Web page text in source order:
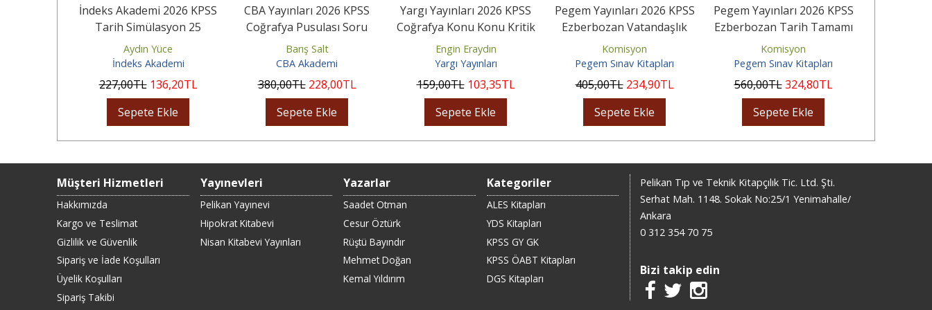
İndeks Akademi 2026 KPSS
Tarih Simülasyon 25
Deneme Çözümlü
Aydın Yüce
İndeks Akademi
227,00TL 136,20TL
Sepete Ekle
CBA Yayınları 2026 KPSS
Coğrafya Pusulası Soru
Bankası Çözümlü
Barış Salt
CBA Akademi
380,00TL 228,00TL
Sepete Ekle
Yargı Yayınları 2026 KPSS
Coğrafya Konu Konu Kritik
10ar Soru +5 Kritik...
Engin Eraydın
Yargı Yayınları
159,00TL 103,35TL
Sepete Ekle
Pegem Yayınları 2026 KPSS
Ezberbozan Vatandaşlık
Tamamı Video Çözümlü...
Komisyon
Pegem Sınav Kitapları
405,00TL 234,90TL
Sepete Ekle
Pegem Yayınları 2026 KPSS
Ezberbozan Tarih Tamamı
Video Çözümlü Soru...
Komisyon
Pegem Sınav Kitapları
560,00TL 324,80TL
Sepete Ekle
Müşteri Hizmetleri
Hakkımızda
Kargo ve Teslimat
Gizlilik ve Güvenlik
Sipariş ve İade Koşulları
Üyelik Koşulları
Sipariş Takibi
Yayınevleri
Pelikan Yayınevi
Hipokrat Kitabevi
Nisan Kitabevi Yayınları
Yazarlar
Saadet Otman
Cesur Öztürk
Rüştü Bayındır
Mehmet Doğan
Kemal Yıldırım
Kategoriler
ALES Kitapları
YDS Kitapları
KPSS GY GK
KPSS ÖABT Kitapları
DGS Kitapları
Pelikan Tıp ve Teknik Kitapçılık Tic. Ltd. Şti.
Serhat Mah. 1148. Sokak No:25/1 Yenimahalle/
Ankara
0 312 354 70 75
Bizi takip edin